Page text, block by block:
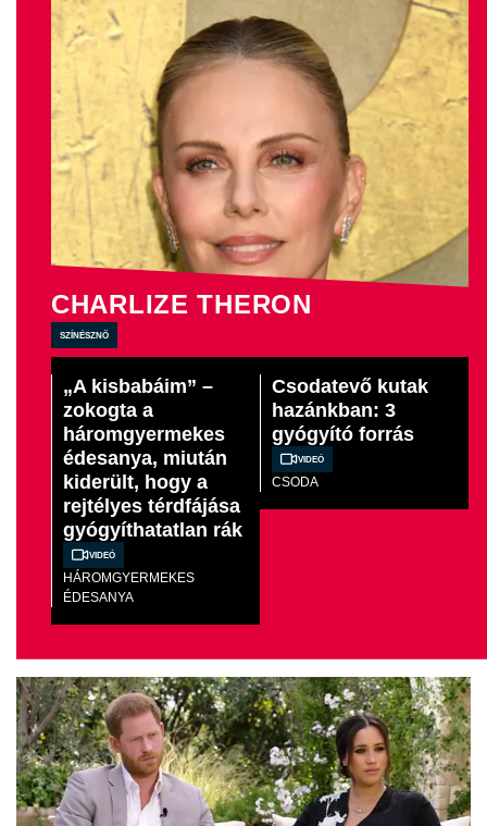
CHARLIZE THERON
színésznő
„A kisbabáim” –
zokogta a
háromgyermekes
édesanya, miután
kiderült, hogy a
rejtélyes térdfájása
gyógyíthatatlan rák
Videó
HÁROMGYERMEKES
ÉDESANYA
Csodatevő kutak
hazánkban: 3
gyógyító forrás
Videó
CSODA